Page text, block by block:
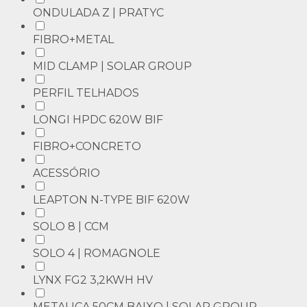
ONDULADA Z | PRATYC
FIBRO+METAL
MID CLAMP | SOLAR GROUP
PERFIL TELHADOS
LONGI HPDC 620W BIF
FIBRO+CONCRETO
ACESSÓRIO
LEAPTON N-TYPE BIF 620W
SOLO 8 | CCM
SOLO 4 | ROMAGNOLE
LYNX FG2 3,2KWH HV